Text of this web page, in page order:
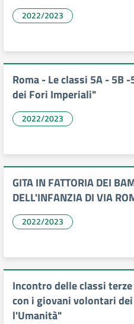
2022/2023
Roma - Le classi 5A - 5B
dei Fori Imperiali"
2022/2023
GITA IN FATTORIA DEI
DELL'INFANZIA DI VIA
2022/2023
Incontro delle classi
con i giovani volontari
l'Umanità"